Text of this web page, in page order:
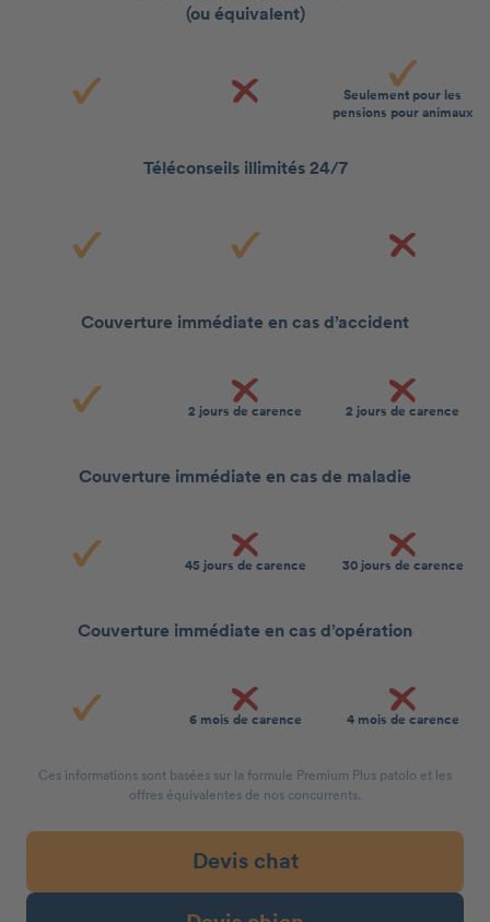
(ou équivalent)
Seulement pour les
pensions pour animaux
Téléconseils illimités 24/7
Couverture immédiate en cas d’accident
2 jours de carence 2 jours de carence
Couverture immédiate en cas de maladie
45 jours de carence 30 jours de carence
Couverture immédiate en cas d’opération
6 mois de carence 4 mois de carence
Ces informations sont basées sur la formule Premium Plus patolo et les
offres équivalentes de nos concurrents.
Devis chat